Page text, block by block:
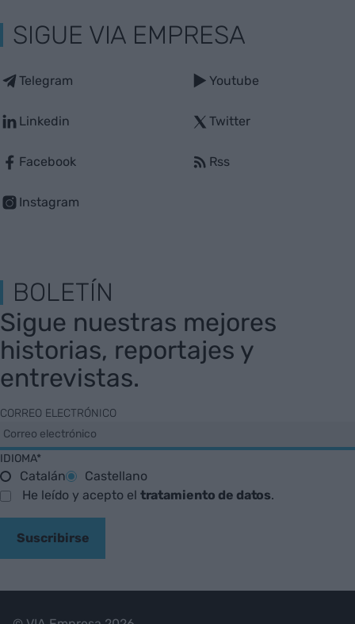
SIGUE VIA EMPRESA
Telegram
Linkedin
Facebook
Instagram
Youtube
Twitter
Rss
BOLETÍN
Sigue nuestras mejores
historias, reportajes y
entrevistas.
CORREO ELECTRÓNICO
IDIOMA*
Catalán
Castellano
He leído y acepto el tratamiento de datos.
Suscribirse